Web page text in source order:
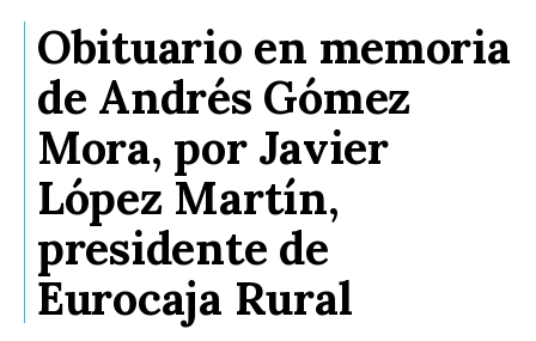
Obituario en memoria
de Andrés Gómez
Mora, por Javier
López Martín,
presidente de
Eurocaja Rural